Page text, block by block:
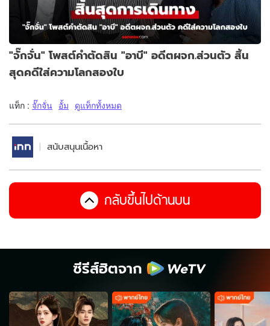
"จั๊กจั่น" โพสต์คำตัดสิน "อาบี" อดีตผจก.ส่วนตัว สิ้น
สุดคดีใส่ความโลกสองใบ
แท็ก : จั๊กจั่น อั้ม ดูแท็กทั้งหมด
สนับสนุนเนื้อหา
กลับขึ้นไปด้านบน
ซีรีส์ฮิตจาก